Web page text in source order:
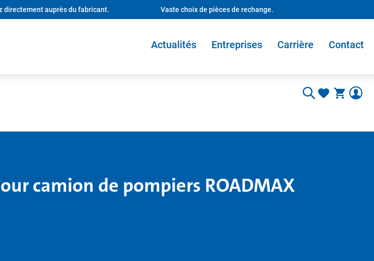
directement auprès du fabricant. Vaste choix de pièces de rechange.
Actualités Entreprises Carrière Contact
camion de pompiers ROADMAX